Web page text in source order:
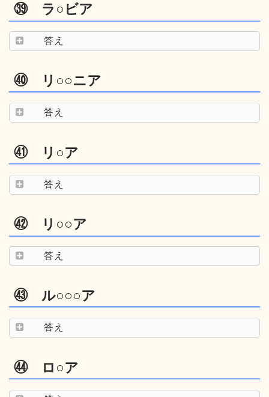
㊴ ラ○ビア
答え
㊵ リ○○ニア
答え
㊶ リ○ア
答え
㊷ リ○○ア
答え
㊸ ル○○○ア
答え
㊹ ロ○ア